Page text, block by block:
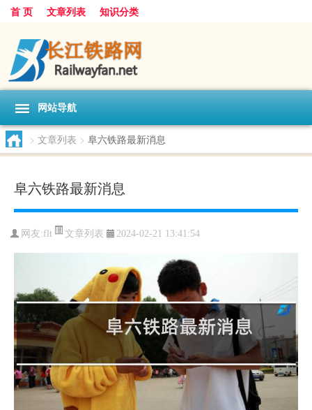
首 页 文章列表 知识分类
网站导航
> 文章列表 > 阜六铁路最新消息
阜六铁路最新消息
网友:flt 文章列表 2024-02-21 13:41:54